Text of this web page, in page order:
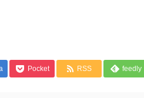
Pocket RSS feedly